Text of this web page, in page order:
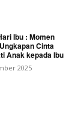
Ibu : Momen
Cinta
Anak kepada Ibu
2025